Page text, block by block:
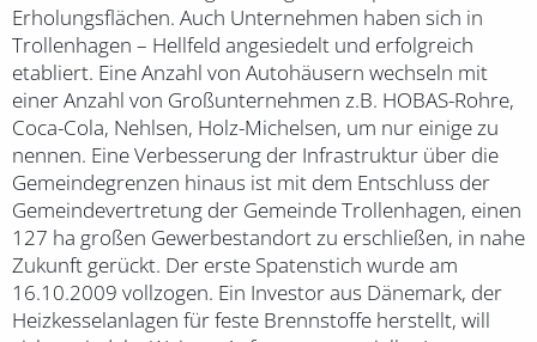
Erholungsflächen. Auch Unternehmen haben sich in
Trollenhagen – Hellfeld angesiedelt und erfolgreich
etabliert. Eine Anzahl von Autohäusern wechseln mit
einer Anzahl von Großunternehmen z.B. HOBAS-Rohre,
Coca-Cola, Nehlsen, Holz-Michelsen, um nur einige zu
nennen. Eine Verbesserung der Infrastruktur über die
Gemeindegrenzen hinaus ist mit dem Entschluss der
Gemeindevertretung der Gemeinde Trollenhagen, einen
127 ha großen Gewerbestandort zu erschließen, in nahe
Zukunft gerückt. Der erste Spatenstich wurde am
16.10.2009 vollzogen. Ein Investor aus Dänemark, der
Heizkesselanlagen für feste Brennstoffe herstellt, will